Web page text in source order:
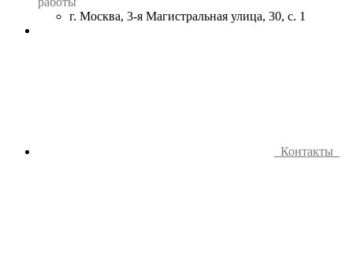
г. Москва, 3-я Магистральная улица, 30, с. 1
Контакты